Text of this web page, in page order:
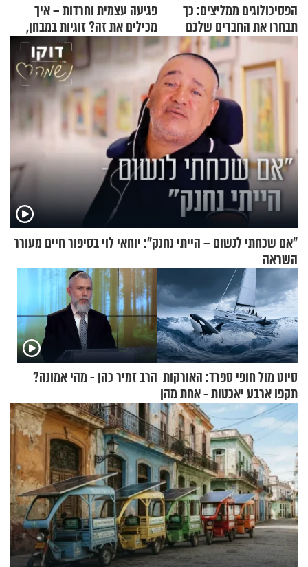
הפסיכולוגים ממליצים: כך
תבחרו את החברים שלכם
בחיים
פגיעה עצמית וחרדות – איך
מכילים את זה? זוגיות במבחן,
הפעם עם יהודית ואלתר כהן
"אם שכחתי לנשום – הייתי נחנק": יוחאי לוי בסיפור חיים מעורר
השראה
סיוט מול חופי ספרד: האורקות
תקפו ארבע יאכטות - אחת מהן
טבעה
הרב זמיר כהן - מהי אמונה?